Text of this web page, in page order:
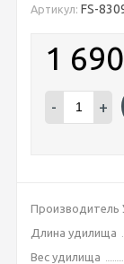
Артикул: FS-
1 690
- +
Производитель
Длина удилища
Вес удилища